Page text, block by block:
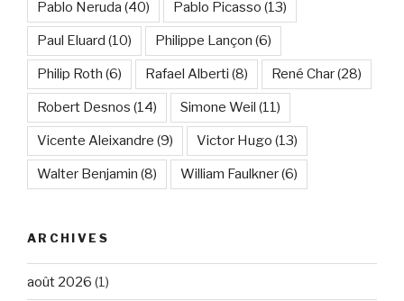
Pablo Neruda (40) Pablo Picasso (13)
Paul Eluard (10) Philippe Lançon (6)
Philip Roth (6) Rafael Alberti (8) René Char(28)
Robert Desnos (14) Simone Weil (11)
Vicente Aleixandre (9) Victor Hugo (13)
Walter Benjamin (8) William Faulkner(6)
ARCHIVES
août 2026 (1)